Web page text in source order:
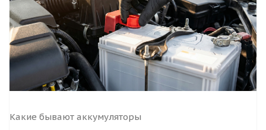
Какие бывают аккумуляторы